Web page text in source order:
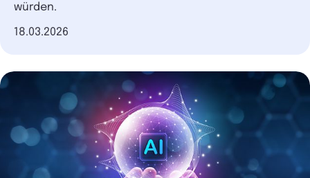
würden.
Datum der Veröffentlichung
18.03.2026